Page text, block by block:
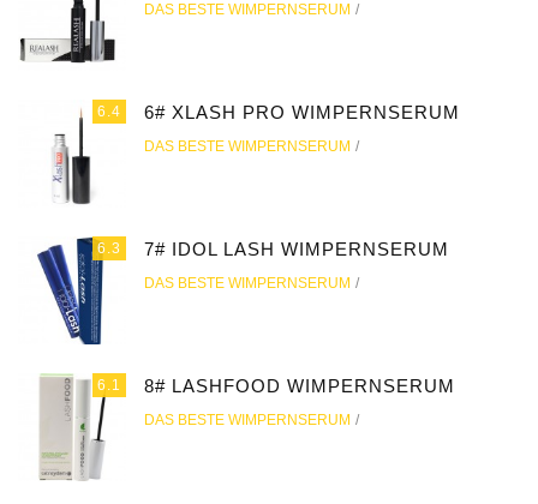
DAS BESTE WIMPERNSERUM
6.4 6# XLASH PRO WIMPERNSERUM
DAS BESTE WIMPERNSERUM
6.3 7# IDOL LASH WIMPERNSERUM
DAS BESTE WIMPERNSERUM
6.1 8# LASHFOOD WIMPERNSERUM
DAS BESTE WIMPERNSERUM